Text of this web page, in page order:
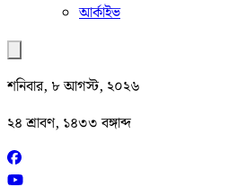
আর্কাইভ
শনিবার, ৮ আগস্ট, ২০২৬
২৪ শ্রাবণ, ১৪৩৩ বঙ্গাব্দ